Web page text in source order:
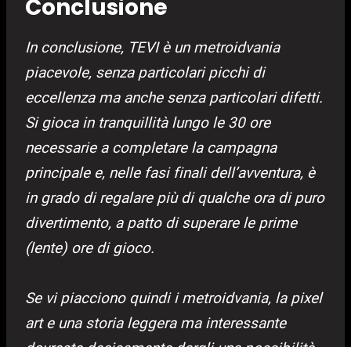
Conclusione
In conclusione, TEVI è un metroidvania
piacevole, senza particolari picchi di
eccellenza ma anche senza particolari difetti.
Si gioca in tranquillità lungo le 30 ore
necessarie a completare la campagna
principale e, nelle fasi finali dell’avventura, è
in grado di regalare più di qualche ora di puro
divertimento, a patto di superare le prime
(lente) ore di gioco.
Se vi piacciono quindi i metroidvania, la pixel
art e una storia leggera ma interessante